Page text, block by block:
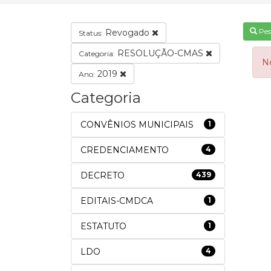
Status: Revogado
Categoria: RESOLUÇÃO-CMAS
Ano: 2019
Categoria
CONVÊNIOS MUNICIPAIS 1
CREDENCIAMENTO 4
DECRETO 439
EDITAIS-CMDCA 1
ESTATUTO 1
LDO 4